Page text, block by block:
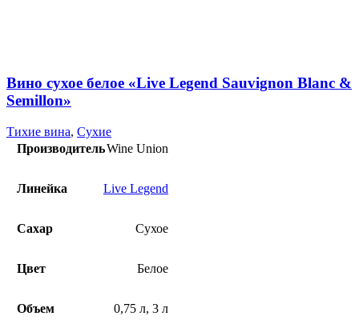
Вино сухое белое «Live Legend Sauvignon Blanc &
Semillon»
Тихие вина, Сухие
ПроизводительWine Union
Линейка Live Legend
Сахар Сухое
Цвет Белое
Объем 0,75 л, 3 л